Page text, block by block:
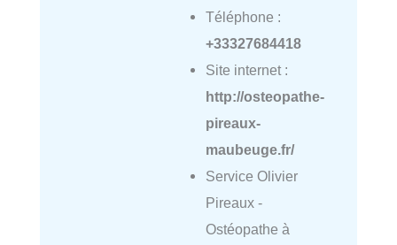
Téléphone :
+33327684418
Site internet :
http://osteopathe-
pireaux-
maubeuge.fr/
Service Olivier
Pireaux -
Ostéopathe à